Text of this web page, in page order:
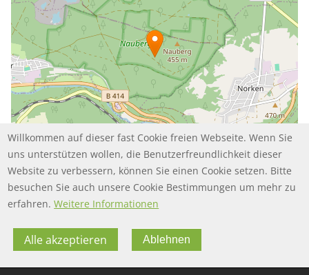
Leaflet | ©OpenStreetMapcontributors
FOOTER MENU
FAQ
FOOTER-DATENSCHUTZ
Datenschutz
FOOTER-IMPRESSUM
Impressum
Willkommen auf dieser fast Cookie freien Webseite. Wenn Sie
uns unterstützen wollen, die Benutzerfreundlichkeit dieser
Website zu verbessern, können Sie einen Cookie setzen. Bitte
besuchen Sie auch unsere Cookie Bestimmungen um mehr zu
erfahren. Weitere Informationen
Alle akzeptieren Ablehnen